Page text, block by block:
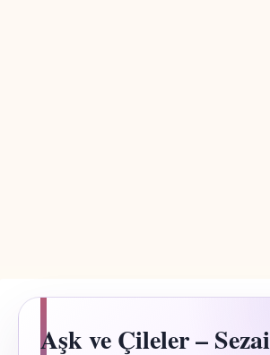
Aşk ve Çileler – Sezai